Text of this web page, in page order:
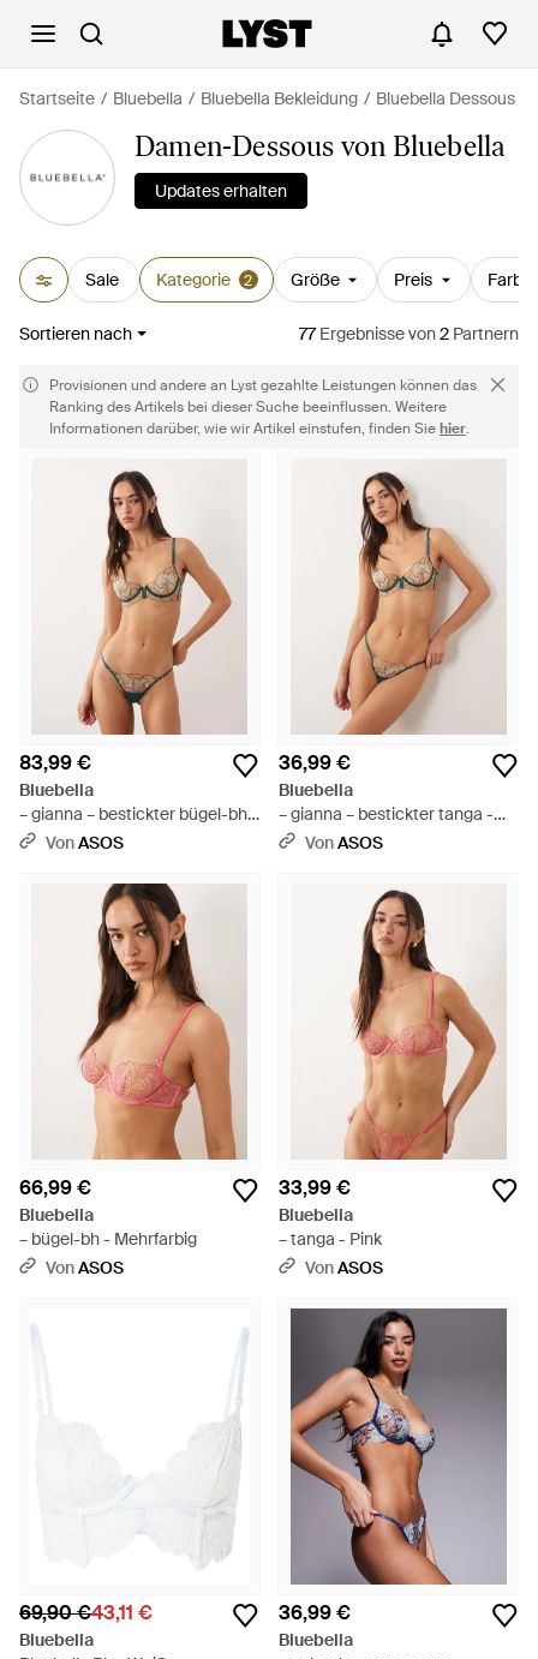
Startseite Bluebella Bluebella Bekleidung Bluebella Dessous
Damen-Dessous von Bluebella
Updates erhalten
Sale Kategorie 2 Größe Preis Farbe
Sortieren nach 77Ergebnissevon2 Partnern
Provisionen und andere an Lyst gezahlte Leistungen können das
Ranking des Artikels bei dieser Suche beeinflussen. Weitere
Informationen darüber, wie wir Artikel einstufen, finden Siehier.
83,99 €
Bluebella
– gianna – bestickter bügel-bh -
Natur
VonASOS
36,99 €
Bluebella
– gianna – bestickter tanga -
Natur
VonASOS
66,99 €
Bluebella
– bügel-bh - Mehrfarbig
VonASOS
33,99 €
Bluebella
– tanga - Pink
VonASOS
69,90 €43,11 €
Bluebella
36,99 €
Bluebella